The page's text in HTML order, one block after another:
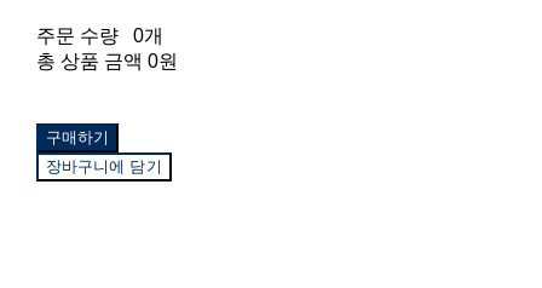
주문 수량
0개
총 상품 금액 0원
구매하기
장바구니에 담기